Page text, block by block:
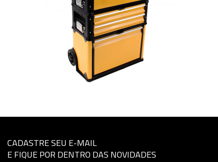
CADASTRE SEU E-MAIL
E FIQUE POR DENTRO DAS NOVIDADES